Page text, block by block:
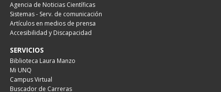
Agencia de Noticias Científicas
Sistemas - Serv. de comunicación
Artículos en medios de prensa
Accesibilidad y Discapacidad
SERVICIOS
Biblioteca Laura Manzo
Mi UNQ
Campus Virtual
Buscador de Carreras